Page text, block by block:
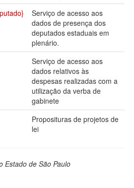
Serviço de acesso aos
dados de presença dos
deputados estaduais em
plenário.
Serviço de acesso aos
dados relativos às
despesas realizadas com a
utilização da verba de
gabinete
Proposituras de projetos de
lei
Estado de São Paulo